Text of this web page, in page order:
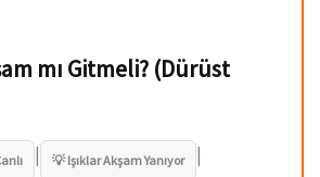
mı Gitmeli? (Dürüst
| 💡 Işıklar Akşam Yanıyor |